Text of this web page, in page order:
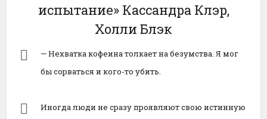
испытание» Кассандра Клэр,
Холли Блэк
— Нехватка кофеина толкает на безумства. Я мог
бы сорваться и кого-то убить.
Иногда люди не сразу проявляют свою истинную